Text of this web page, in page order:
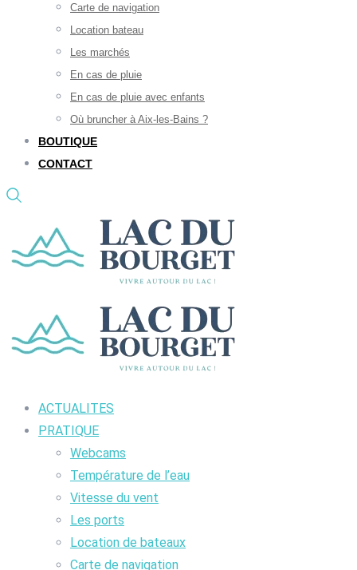
Carte de navigation
Location bateau
Les marchés
En cas de pluie
En cas de pluie avec enfants
Où bruncher à Aix-les-Bains ?
BOUTIQUE
CONTACT
ACTUALITES
PRATIQUE
Webcams
Température de l’eau
Vitesse du vent
Les ports
Location de bateaux
Carte de navigation